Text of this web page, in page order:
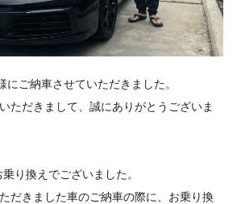
にご納車させていただきました。
ただきまして、誠にありがとうございま
り換えでございました。
だきました車のご納車の際に、お乗り換